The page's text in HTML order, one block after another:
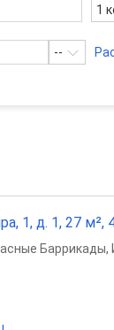
1
--
1, д. 1, 27 м²,
Баррикады,